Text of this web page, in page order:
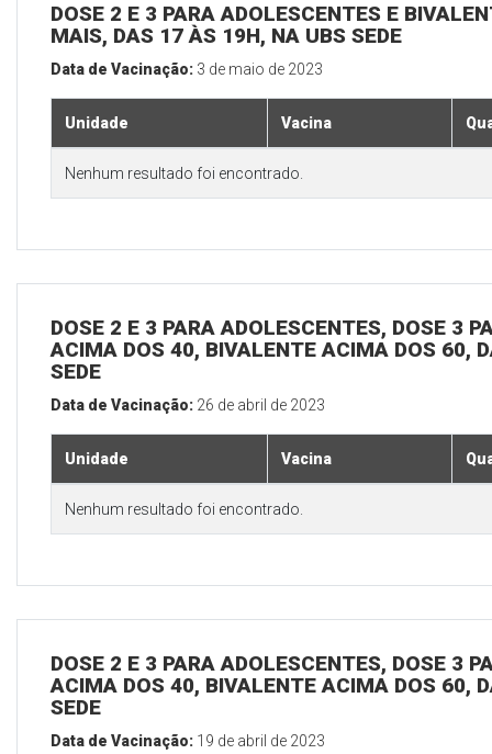
DOSE 2 E 3 PARA ADOLESCENTES E
MAIS, DAS 17 ÀS 19H, NA UBS SEDE
Data de Vacinação: 3 de maio de 2023
Unidade Vacina
Nenhum resultado foi encontrado.
DOSE 2 E 3 PARA ADOLESCENTES, DOSE 3
ACIMA DOS 40, BIVALENTE ACIMA DOS 60,
SEDE
Data de Vacinação: 26 de abril de 2023
Unidade Vacina
Nenhum resultado foi encontrado.
DOSE 2 E 3 PARA ADOLESCENTES, DOSE 3
ACIMA DOS 40, BIVALENTE ACIMA DOS 60,
SEDE
Data de Vacinação: 19 de abril de 2023